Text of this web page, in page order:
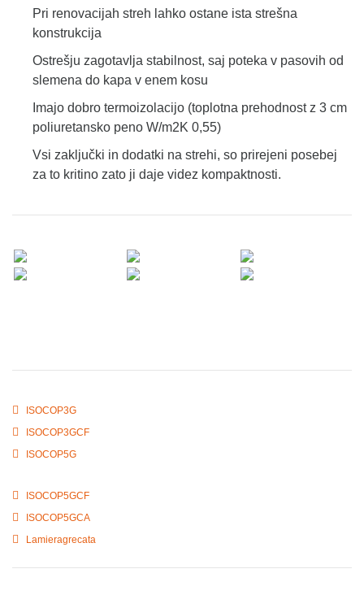
Pri renovacijah streh lahko ostane ista strešna
konstrukcija
Ostrešju zagotavlja stabilnost, saj poteka v pasovih od
slemena do kapa v enem kosu
Imajo dobro termoizolacijo (toplotna prehodnost z 3 cm
poliuretansko peno W/m2K 0,55)
Vsi zaključki in dodatki na strehi, so prirejeni posebej
za to kritino zato ji daje videz kompaktnosti.
ISOCOP3G
ISOCOP3GCF
ISOCOP5G
ISOCOP5GCF
ISOCOP5GCA
Lamieragrecata